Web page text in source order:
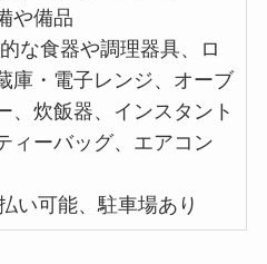
や備品
な食器や調理器具、ロ
庫・電子レンジ、オーブ
、炊飯器、インスタント
ィーバッグ、エアコン
い可能、駐車場あり